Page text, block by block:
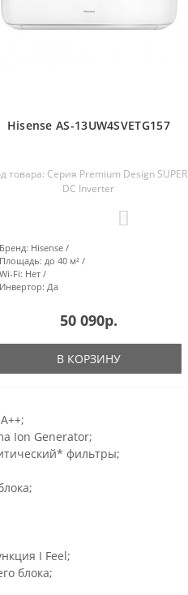
Hisense AS-13UW4SVETG157
товара: Серия Premium Design SUPER
DC Inverter
Бренд: Hisense
Площадь: до 40 м²
Wi-Fi: Нет
Инвертор: Да
50 090р.
В КОРЗИНУ
Ion Generator;
фильтры;
I Feel;
блока;